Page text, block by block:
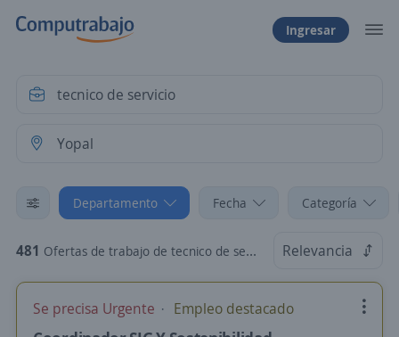
Ingresar
Departamento Fecha Categoría
481 Ofertas de trabajo de tecnico de servicio en Yopal, Casanare Relevancia
Se precisa Urgente Empleo destacado